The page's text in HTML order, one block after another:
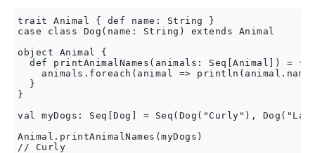
trait Animal { def name: String }
case class Dog(name: String) extends Animal
object Animal {
  def printAnimalNames(animals: Seq[Animal]) = {
animals.foreach(animal =>
  }
}
val myDogs: Seq[Dog] = Seq(Dog("Curly"),
Animal.printAnimalNames(myDogs)
// Curly